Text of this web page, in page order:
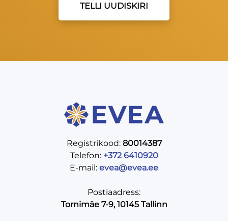
TELLI UUDISKIRI
Registrikood: 80014387
Telefon: +372 6410920
E-mail: evea@evea.ee
Postiaadress:
Tornimäe 7-9, 10145 Tallinn